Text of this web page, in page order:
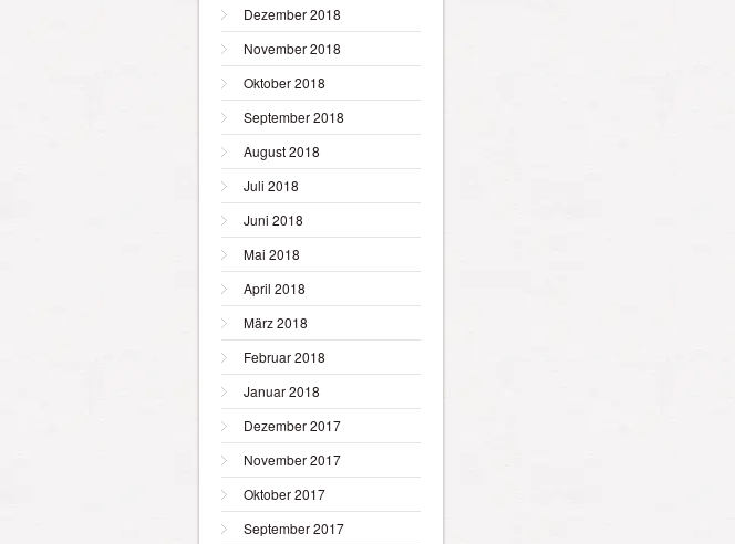
Dezember 2018
November 2018
Oktober 2018
September 2018
August 2018
Juli 2018
Juni 2018
Mai 2018
April 2018
März 2018
Februar 2018
Januar 2018
Dezember 2017
November 2017
Oktober 2017
September 2017